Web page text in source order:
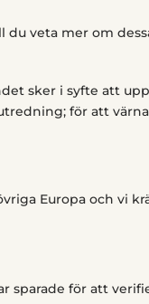
du veta mer om
sker i syfte att
för att
Europa och vi
sparade för att